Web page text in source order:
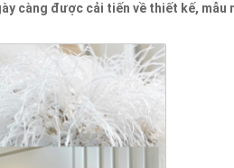
càng được cải tiến về thiết kế, mẫu